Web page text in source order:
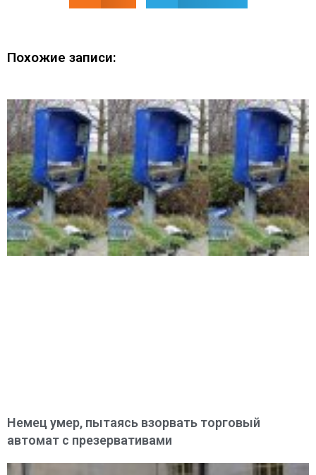
Похожие записи:
Немец умер, пытаясь взорвать торговый
автомат с презервативами